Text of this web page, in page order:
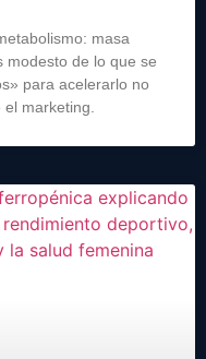
masa
modesto de lo que se
para acelerarlo no
marketing.